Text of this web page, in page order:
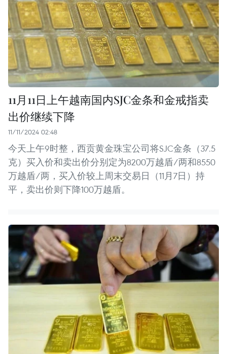
11月11日上午越南国内SJC金条和金戒指卖
出价继续下降
11/11/2024 02:48
今天上午9时整，西贡黄金珠宝公司将SJC金条（37.5
克）买入价和卖出价分别定为8200万越盾/两和8550
万越盾/两，买入价较上周末交易日（11月7日）持
平，卖出价则下降100万越盾。